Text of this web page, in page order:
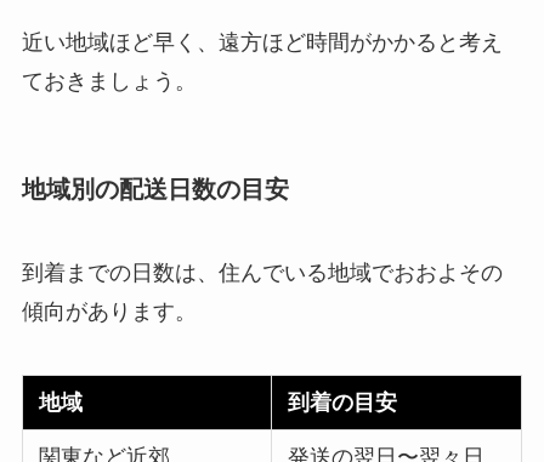
近い地域ほど早く、遠方ほど時間がかかると考え
ておきましょう。
地域別の配送日数の目安
到着までの日数は、住んでいる地域でおおよその
傾向があります。
地域 到着の目安
関東など近郊 発送の翌日〜翌々日